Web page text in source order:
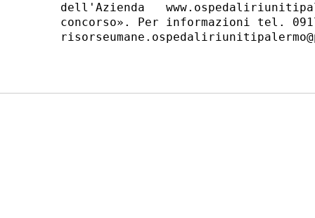
dell'Azienda
concorso». Per informazioni tel.